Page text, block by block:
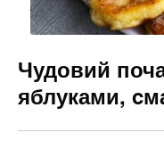
Чудовий
яблуками,